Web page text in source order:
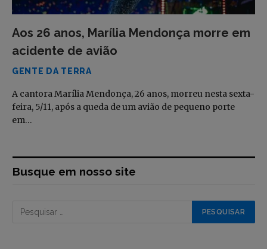
Aos 26 anos, Marília Mendonça morre em
acidente de avião
GENTE DA TERRA
A cantora Marília Mendonça, 26 anos, morreu nesta sexta-
feira, 5/11, após a queda de um avião de pequeno porte
em…
Busque em nosso site